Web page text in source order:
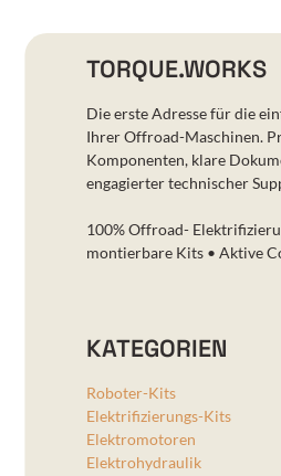
TORQUE.WORKS
Die erste Adresse für die
Ihrer Offroad-Maschinen.
Komponenten, klare
engagierter technischer
100% Offroad-
montierbare Kits • Aktive
KATEGORIEN
Roboter-Kits
Elektrifizierungs-Kits
Elektromotoren
Elektrohydraulik